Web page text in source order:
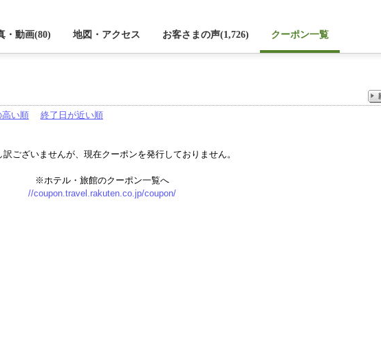
・動画(80) 地図・アクセス お客さまの声(1,726) クーポン一覧
い順 終了日が近い順
訳ございませんが、現在クーポンを発行しておりません。
※ホテル・旅館のクーポン一覧へ
//coupon.travel.rakuten.co.jp/coupon/